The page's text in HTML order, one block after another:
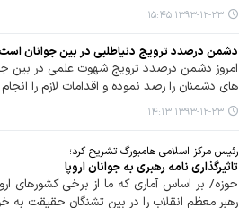
۱۳۹۳-۱۲-۲۳ ۱۵:۴۵
دشمن درصدد ترویج دنیاطلبی در بین جوانان است
امروز دشمن درصدد ترویج شهوت علمی در بین
های دشمنان را رصد نموده و اقدامات لازم را
۱۳۹۳-۱۲-۲۳ ۱۴:۱۳
رئیس مرکز اسلامی هامبورگ تشریح کرد؛
تاثیرگذاری نامه رهبری به جوانان اروپا
حوزه/ بر اساس آماری که ما از برخی کشورهای
رهبر معظم انقلاب را در بین تشنگان حقیقت به